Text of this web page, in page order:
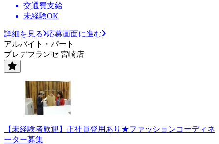
交通費支給
未経験OK
詳細を見る
応募画面に進む
アルバイト・パート
プレデフランセ 宮崎店
【未経験者歓迎】正社員登用あり★ファッションコーディネ
ーター募集